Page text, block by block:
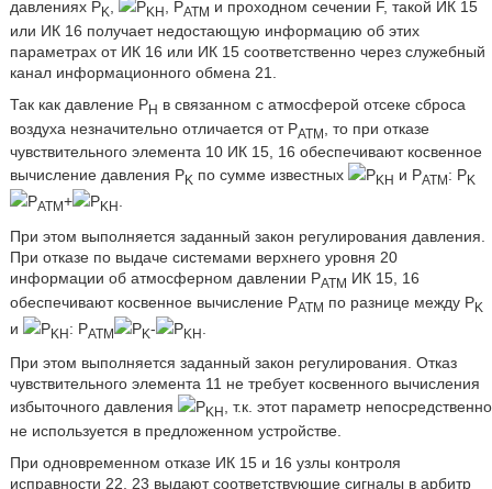
давлениях РK РKH , РАТМ и проходном сечении F, такой ИК 15
или ИК 16 получает недостающую информацию об этих
параметрах от ИК 16 или ИК 15 соответственно через служебный
канал информационного обмена 21.
Так как давление РH в связанном с атмосферой отсеке сброса
воздуха незначительно отличается от РATM
, то при отказе
чувствительного элемента 10 ИК 15, 16 обеспечивают косвенное
вычисление давления РK по сумме известных РKH и РАТМ : РK
РАТМ+ РKH
При этом выполняется заданный закон регулирования давления.
При отказе по выдаче системами верхнего уровня 20
информации об атмосферном давлении РATM ИК 15, 16
обеспечивают косвенное вычисление РATM по разнице между РK
и РKH: РАТМ РK- РKH
При этом выполняется заданный закон регулирования. Отказ
чувствительного элемента 11 не требует косвенного вычисления
избыточного давления
РKH , т.к. этот параметр непосредственно
не используется в предложенном устройстве.
При одновременном отказе ИК 15 и 16 узлы контроля
исправности 22, 23 выдают соответствующие сигналы в арбитр